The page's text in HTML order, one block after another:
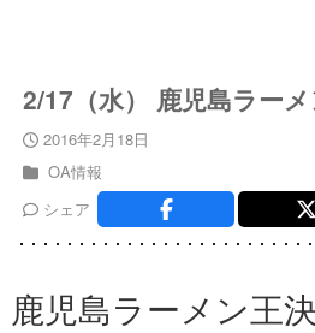
2/17（水） 鹿児島ラー
2016年2月18日
OA情報
シェア
鹿児島ラーメン王